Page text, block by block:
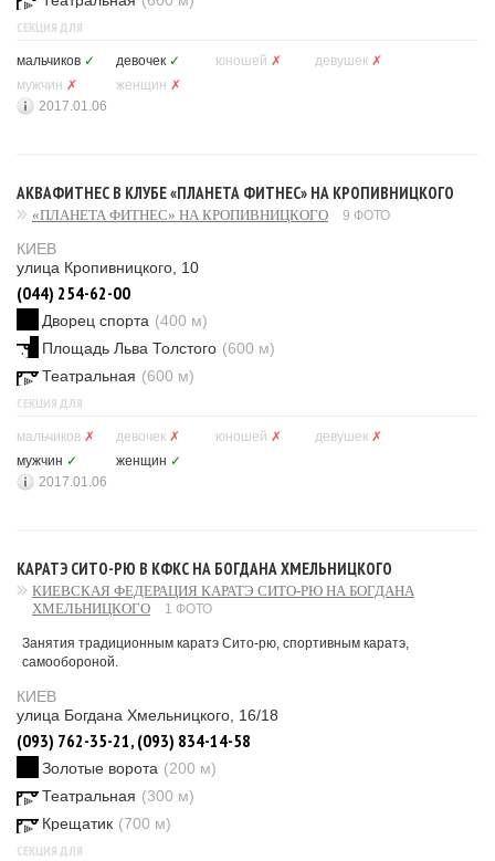
СЕКЦИЯ ДЛЯ
мальчиков ✓ девочек ✓ юношей ✗ девушек ✗
мужчин ✗ женщин ✗
2017.01.06
АКВАФИТНЕС В КЛУБЕ «ПЛАНЕТА ФИТНЕС» НА КРОПИВНИЦКОГО
«ПЛАНЕТА ФИТНЕС» НА КРОПИВНИЦКОГО 9 ФОТО
КИЕВ
улица Кропивницкого, 10
(044) 254-62-00
Дворец спорта (400 м)
Площадь Льва Толстого (600 м)
Театральная (600 м)
СЕКЦИЯ ДЛЯ
мальчиков ✗ девочек ✗ юношей ✗ девушек ✗
мужчин ✓ женщин ✓
2017.01.06
КАРАТЭ СИТО-РЮ В КФКС НА БОГДАНА ХМЕЛЬНИЦКОГО
КИЕВСКАЯ ФЕДЕРАЦИЯ КАРАТЭ СИТО-РЮ НА БОГДАНА
ХМЕЛЬНИЦКОГО
1 ФОТО
Занятия традиционным каратэ Сито-рю, спортивным каратэ,
самообороной.
КИЕВ
улица Богдана Хмельницкого, 16/18
(093) 762-35-21, (093) 834-14-58
Золотые ворота (200 м)
Театральная (300 м)
Крещатик (700 м)
СЕКЦИЯ ДЛЯ